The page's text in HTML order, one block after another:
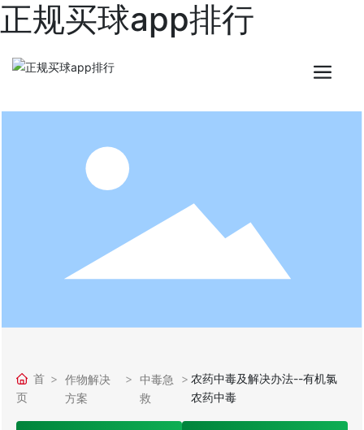
正规买球app排行
首
页
作物解决
方案
中毒急
救
农药中毒及解决办法--有机氯
农药中毒